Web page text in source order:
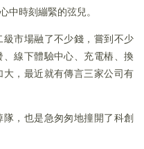
中時刻繃緊的弦兒。
市場融了不少錢，嘗到不少
線下體驗中心、充電樁、換
，最近就有傳言三家公司有
，也是急匆匆地撞開了科創